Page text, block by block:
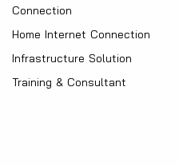
Connection
Home Internet Connection
Infrastructure Solution
Training & Consultant